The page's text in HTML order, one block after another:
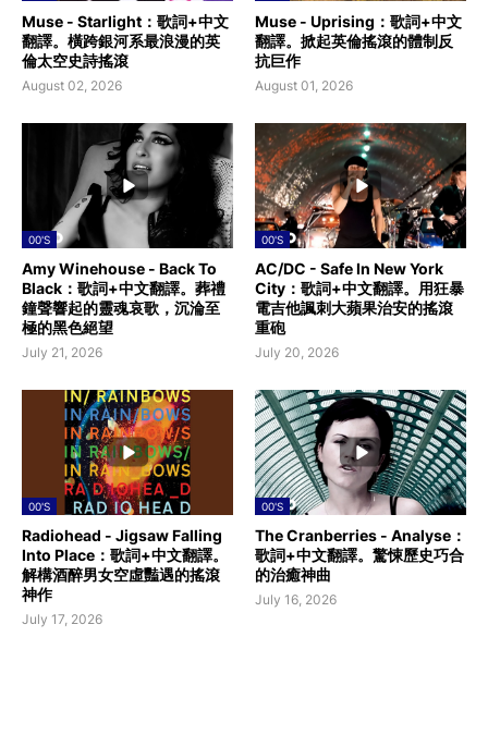
Muse - Starlight：歌詞+中文
翻譯。橫跨銀河系最浪漫的英
倫太空史詩搖滾
August 02, 2026
Muse - Uprising：歌詞+中文
翻譯。掀起英倫搖滾的體制反
抗巨作
August 01, 2026
00'S
Amy Winehouse - Back To
Black：歌詞+中文翻譯。葬禮
鐘聲響起的靈魂哀歌，沉淪至
極的黑色絕望
July 21, 2026
00'S
AC/DC - Safe In New York
City：歌詞+中文翻譯。用狂暴
電吉他諷刺大蘋果治安的搖滾
重砲
July 20, 2026
00'S
Radiohead - Jigsaw Falling
Into Place：歌詞+中文翻譯。
解構酒醉男女空虛豔遇的搖滾
神作
July 17, 2026
00'S
The Cranberries - Analyse：
歌詞+中文翻譯。驚悚歷史巧合
的治癒神曲
July 16, 2026